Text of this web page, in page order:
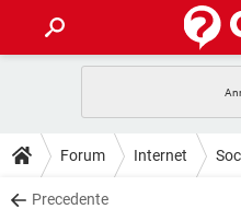
INTRATTENIMENTO
iOS
GUIDE
COVID-19
DOWNLOAD
Forum Internet
Precedente